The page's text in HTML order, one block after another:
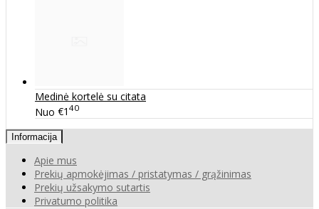
Medinė kortelė su citata
Nuo €1 40
Informacija
Apie mus
Prekių apmokėjimas / pristatymas / grąžinimas
Prekių užsakymo sutartis
Privatumo politika